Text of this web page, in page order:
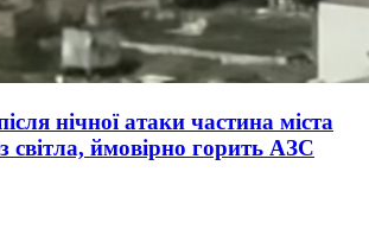
нічної атаки частина міста
світла, ймовірно горить АЗС